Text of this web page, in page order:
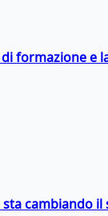
formazione e
cambiando